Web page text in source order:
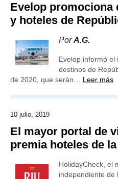
Evelop
y hoteles de
PorA.G.
Evelop informó el
destinos de
de 2020, que serán… Leer más
10 julio, 2019
El mayor portal de
premia hoteles de
HolidayCheck, el
independiente de